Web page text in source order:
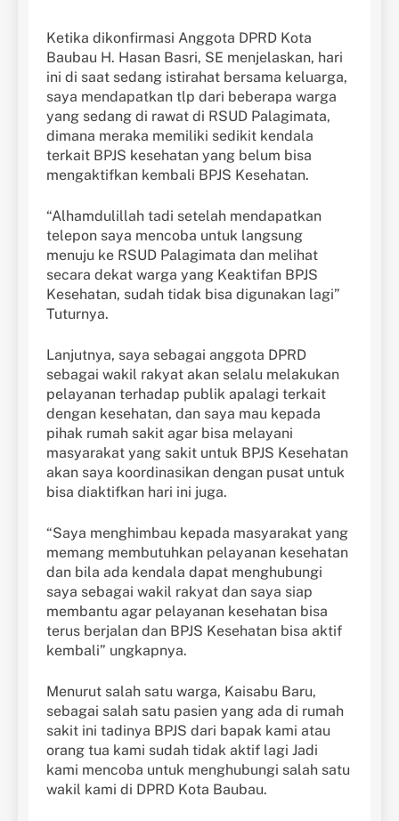
Ketika dikonfirmasi Anggota DPRD Kota
Baubau H. Hasan Basri, SE menjelaskan, hari
ini di saat sedang istirahat bersama keluarga,
saya mendapatkan tlp dari beberapa warga
yang sedang di rawat di RSUD Palagimata,
dimana meraka memiliki sedikit kendala
terkait BPJS kesehatan yang belum bisa
mengaktifkan kembali BPJS Kesehatan.
“Alhamdulillah tadi setelah mendapatkan
telepon saya mencoba untuk langsung
menuju ke RSUD Palagimata dan melihat
secara dekat warga yang Keaktifan BPJS
Kesehatan, sudah tidak bisa digunakan lagi”
Tuturnya.
Lanjutnya, saya sebagai anggota DPRD
sebagai wakil rakyat akan selalu melakukan
pelayanan terhadap publik apalagi terkait
dengan kesehatan, dan saya mau kepada
pihak rumah sakit agar bisa melayani
masyarakat yang sakit untuk BPJS Kesehatan
akan saya koordinasikan dengan pusat untuk
bisa diaktifkan hari ini juga.
“Saya menghimbau kepada masyarakat yang
memang membutuhkan pelayanan kesehatan
dan bila ada kendala dapat menghubungi
saya sebagai wakil rakyat dan saya siap
membantu agar pelayanan kesehatan bisa
terus berjalan dan BPJS Kesehatan bisa aktif
kembali” ungkapnya.
Menurut salah satu warga, Kaisabu Baru,
sebagai salah satu pasien yang ada di rumah
sakit ini tadinya BPJS dari bapak kami atau
orang tua kami sudah tidak aktif lagi Jadi
kami mencoba untuk menghubungi salah satu
wakil kami di DPRD Kota Baubau.